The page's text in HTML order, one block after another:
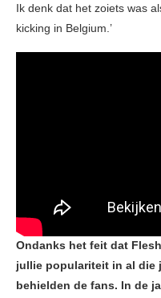
Ik denk dat het zoiets was
kicking in Belgium.’
Ondanks het feit dat
jullie populariteit in al die
behielden de fans. In de